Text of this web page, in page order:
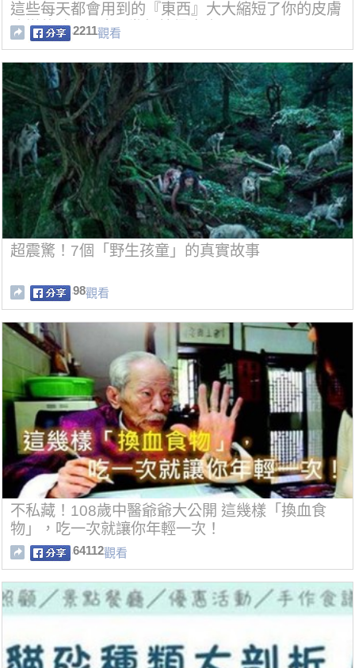
這些每天都會用到的『東西』大大縮短了你的皮膚
病變的時間...才用幾年就得癌症
2211觀看
超震驚！7個「野生孩童」的真實故事
98觀看
不私藏！108歲中醫爺爺大公開 這幾樣「換血食
物」，吃一次就讓你年輕一次！
64112觀看